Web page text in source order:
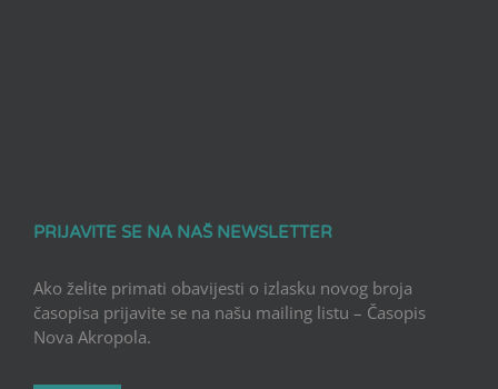
PRIJAVITE SE NA NAŠ NEWSLETTER
Ako želite primati obavijesti o izlasku novog broja
časopisa prijavite se na našu mailing listu – Časopis
Nova Akropola.